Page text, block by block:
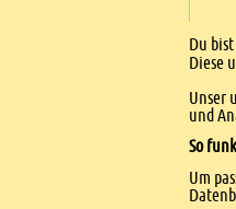
Du
Diese
Unser
und
So
Um